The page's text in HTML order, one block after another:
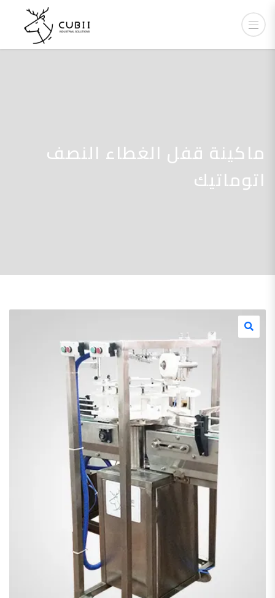
ماكينة قفل الغطاء النصف
اتوماتيك